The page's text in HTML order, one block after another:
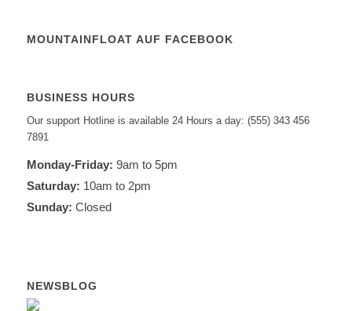
MOUNTAINFLOAT AUF FACEBOOK
BUSINESS HOURS
Our support Hotline is available 24 Hours a day: (555) 343 456
7891
Monday-Friday: 9am to 5pm
Saturday: 10am to 2pm
Sunday: Closed
NEWSBLOG